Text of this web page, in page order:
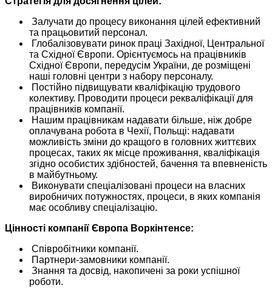
Залучати до процесу виконання цілей ефективний
та працьовитий персонал.
Глобалізовувати ринок праці Західної, Центральної
та Східної Європи. Орієнтуємось на працівників
Східної Європи, передусім України, де розміщені
наші головні центри з набору персоналу.
Постійно підвищувати кваліфікацію трудового
колективу. Проводити процеси рекваліфікації для
працівників компанії.
Нашим працівникам надавати більше, ніж добре
оплачувана робота в Чехії, Польщі: надавати
можливість зміни до кращого в головних життєвих
процесах, таких як місце проживання, кваліфікація
згідно особистих здібностей, бачення та впевненість
в майбутньому.
Виконувати спеціалізовані процеси на власних
виробничих потужностях, процеси, в яких компанія
має особливу спеціалізацію.
Цінності компанії Європа Воркінтенсе:
Співробітники компанії.
Партнери-замовники компанії.
Знання та досвід, накопичені за роки успішної
роботи.